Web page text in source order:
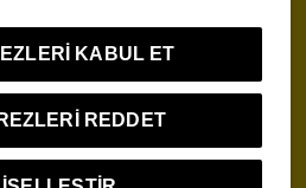
Paneli KABUL ET
REDDET